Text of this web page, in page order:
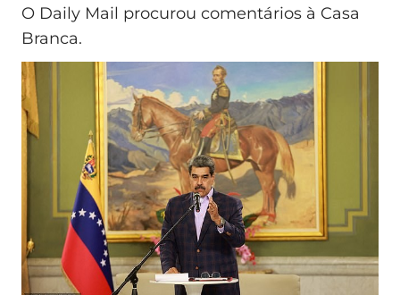
O Daily Mail procurou comentários à Casa
Branca.